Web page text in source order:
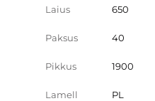
Laius 650
Paksus 40
Pikkus 1900
Lamell PL